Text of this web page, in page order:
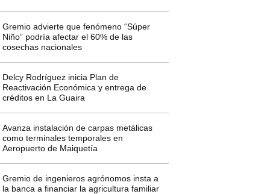
Gremio advierte que fenómeno “Súper
Niño” podría afectar el 60% de las
cosechas nacionales
Delcy Rodríguez inicia Plan de
Reactivación Económica y entrega de
créditos en La Guaira
Avanza instalación de carpas metálicas
como terminales temporales en
Aeropuerto de Maiquetía
Gremio de ingenieros agrónomos insta a
la banca a financiar la agricultura familiar